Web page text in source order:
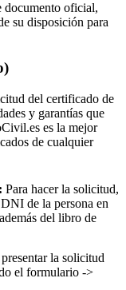
documento oficial,
su disposición para
del certificado de
y garantías que
es la mejor
de cualquier
Para hacer la solicitud,
de la persona en
del libro de
la solicitud
el formulario ->